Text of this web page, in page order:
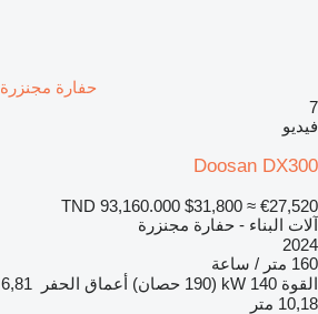
حفارة مجنزرة Doosan DX300
7
فيديو
Doosan DX300
TND 93,160.000 $31,800 ≈ €27,520
آلات البناء - حفارة مجنزرة
2024
160 متر / ساعة
القوة 140 kW (190 حصان) أعماق الحفر 6,81 متر
10,18 متر